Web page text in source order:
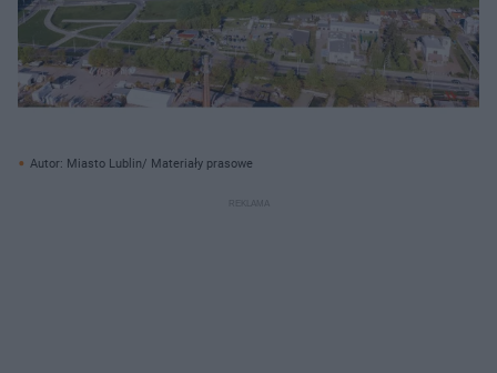
Autor: Miasto Lublin/ Materiały prasowe